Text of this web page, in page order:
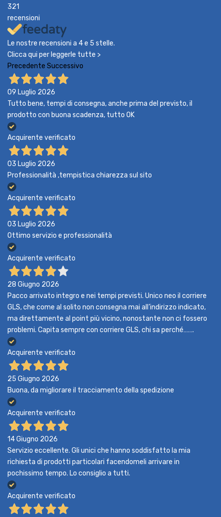
321
recensioni
Le nostre recensioni a 4 e 5 stelle.
Clicca qui per leggerle tutte >
Precedente Successivo
09 Luglio 2026
Tutto bene, tempi di consegna, anche prima del previsto, il
prodotto con buona scadenza, tutto OK
Acquirente verificato
03 Luglio 2026
Professionalità ,tempistica chiarezza sul sito
Acquirente verificato
03 Luglio 2026
Ottimo servizio e professionalità
Acquirente verificato
28 Giugno 2026
Pacco arrivato integro e nei tempi previsti. Unico neo il corriere
GLS, che come al solito non consegna mai all’indirizzo indicato,
ma direttamente al point più vicino, nonostante non ci fossero
problemi. Capita sempre con corriere GLS, chi sa perché…….
Acquirente verificato
25 Giugno 2026
Buona, da migliorare il tracciamento della spedizione
Acquirente verificato
14 Giugno 2026
Servizio eccellente. Gli unici che hanno soddisfatto la mia
richiesta di prodotti particolari facendomeli arrivare in
pochissimo tempo. Lo consiglio a tutti.
Acquirente verificato